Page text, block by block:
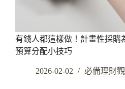
有錢人都這樣做！計畫性採購
預算分配小技巧
2026-02-02 必備理財